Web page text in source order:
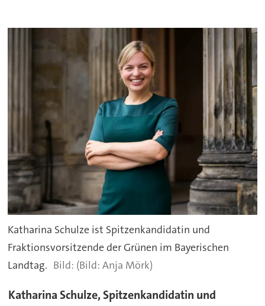
Katharina Schulze ist Spitzenkandidatin und
Fraktionsvorsitzende der Grünen im Bayerischen
Landtag.
(Bild: Anja Mörk)
Katharina Schulze, Spitzenkandidatin und